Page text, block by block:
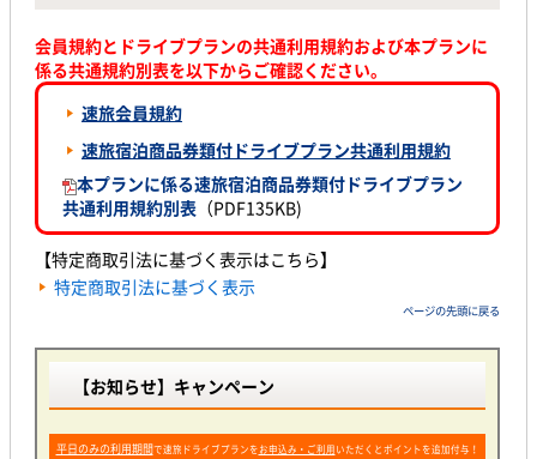
会員規約とドライブプランの共通利用規約および本プランに
係る共通規約別表を以下からご確認ください。
速旅会員規約
速旅宿泊商品券類付ドライブプラン共通利用規約
本プランに係る速旅宿泊商品券類付ドライブプラン
共通利用規約別表 （PDF135KB)
【特定商取引法に基づく表示はこちら】
特定商取引法に基づく表示
ページの先頭に戻る
【お知らせ】キャンペーン
平日のみの利用期間で速旅ドライブプランをお申込み・ご利用いただくとポイントを追加付与！